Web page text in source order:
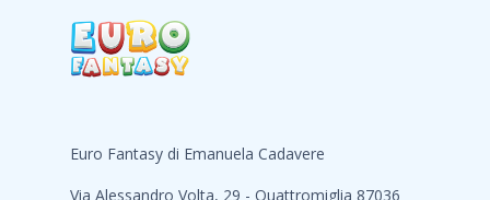
Euro Fantasy di Emanuela Cadavere
Via Alessandro Volta, 29 - Quattromiglia 87036